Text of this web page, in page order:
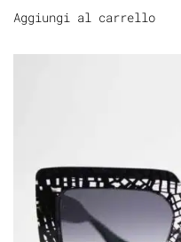
Aggiungi al carrello